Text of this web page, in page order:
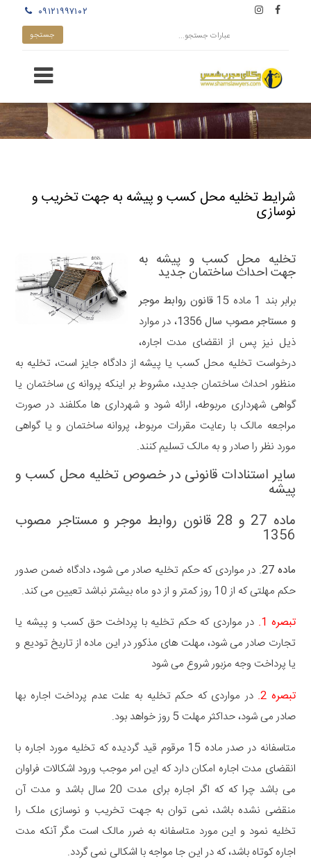
۰۹۱۲۱۹۹۷۱۰۲
شرایط تخلیه محل کسب و پیشه به جهت تخریب و
نوسازی
تخلیه محل کسب و پیشه به
جهت احداث ساختمان جدید
برابر بند 1 ماده 15
قانون روابط موجر
و مستاجر مصوب سال 1356
، در موارد
ذیل نیز پس از انقضای مدت اجاره،
درخواست تخلیه محل کسب یا پیشه از دادگاه جایز است، تخلیه به
منظور احداث ساختمان جدید، مشروط بر اینکه پروانه ی ساختمان یا
گواهی شهرداری مربوطه، ارائه شود و شهرداری ها مکلفند در صورت
مراجعه مالک با رعایت مقررات مربوط، پروانه ساختمان و یا گواهی
مورد نظر را صادر و به مالک تسلیم کنند.
سایر استنادات قانونی در خصوص تخلیه محل کسب و
پیشه
ماده 27 و 28 قانون روابط موجر و مستاجر مصوب
1356
ماده 27.
در مواردی که حکم تخلیه صادر می شود، دادگاه ضمن صدور
حکم مهلتی که از 10 روز کمتر و از دو ماه بیشتر نباشد تعیین می کند.
تبصره 1.
در مواردی که حکم تخلیه با پرداخت حق کسب و پیشه یا
تجارت صادر می شود، مهلت های مذکور در این ماده از تاریخ تودیع و
یا پرداخت وجه مزبور شروع می شود
تبصره 2.
در مواردی که حکم تخلیه به علت عدم پرداخت اجاره بها
صادر می شود، حداکثر مهلت 5 روز خواهد بود.
متاسفانه در صدر ماده 15 مرقوم قید گردیده که تخلیه مورد اجاره با
انقضای مدت اجاره امکان دارد که این امر موجب ورود اشکالات فراوان
می باشد چرا که که اگر اجاره برای مدت 20 سال باشد و مدت آن
منقضی نشده باشد، نمی توان به جهت تخریب و نوسازی ملک را
تخلیه نمود و این مورد متاسفانه به ضرر مالک است مگر آنکه مدت
اجاره کوتاه باشد، که در این جا مواجه با اشکالی نمی گردد.